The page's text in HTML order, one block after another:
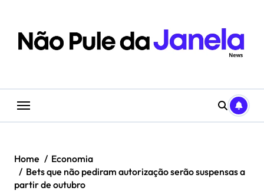
content
Home
Economia
Bets que não pediram autorização serão suspensas a
partir de outubro